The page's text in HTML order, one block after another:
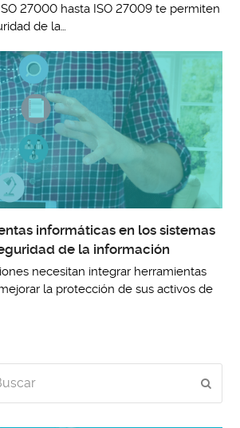
27000 hasta ISO 27009 te permiten
de la…
informáticas en los sistemas
de la información
necesitan integrar herramientas
la protección de sus activos de